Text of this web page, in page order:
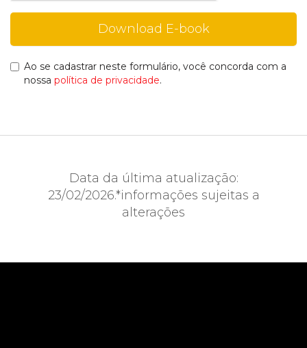
Ao se cadastrar neste formulário, você concorda com a
nossa política de privacidade.
Data da última atualização:
23/02/2026.*informações sujeitas a
alterações